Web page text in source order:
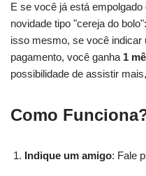
E se você já está
novidade tipo "cereja do
isso mesmo, se você indicar
pagamento, você ganha 1
possibilidade de assistir
Como
Indique um amigo: Fale